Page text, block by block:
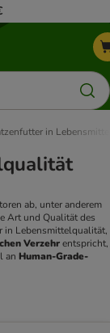
in
ab, unter anderem
Art und Qualität des
in Lebensmittelqualität,
Verzehr entspricht,
an Human-Grade-